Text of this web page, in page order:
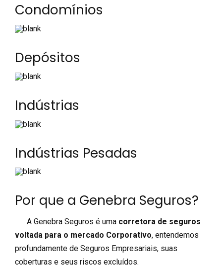
Condomínios
Depósitos
Indústrias
Indústrias Pesadas
Por que a Genebra Seguros?
A Genebra Seguros é uma corretora de seguros
voltada para o mercado Corporativo, entendemos
profundamente de Seguros Empresariais, suas
coberturas e seus riscos excluídos.